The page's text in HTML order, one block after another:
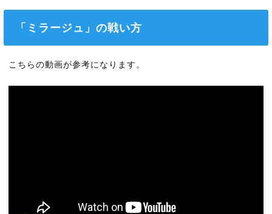
「ミラージュ」の戦い方
こちらの動画が参考になります。